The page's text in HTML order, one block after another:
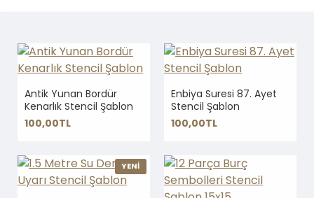
Antik Yunan Bordür
Kenarlık Stencil Şablon
100,00TL
Enbiya Suresi 87. Ayet
Stencil Şablon
100,00TL
YENİ